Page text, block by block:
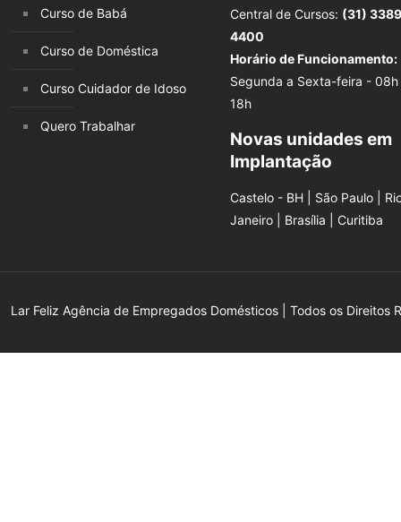
Curso de Babá
Curso de Doméstica
Curso Cuidador de Idoso
Quero Trabalhar
Central de Cursos: (31)
4400
Horário de Funcionamento:
Segunda a Sexta-feira - 08h
18h
Novas unidades em
Implantação
Castelo - BH | São Paulo |
Janeiro | Brasília | Curitiba
Lar Feliz Agência de Empregados Domésticos | Todos os Direitos